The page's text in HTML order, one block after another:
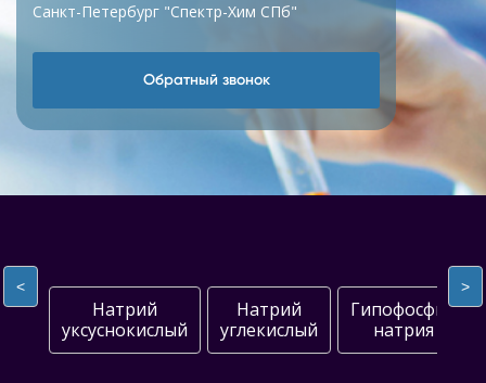
Санкт-Петербург "Спектр-Хим СПб"
Обратный звонок
<
Натрий
уксуснокислый
Натрий
углекислый
Гипофосфит
натрия
>